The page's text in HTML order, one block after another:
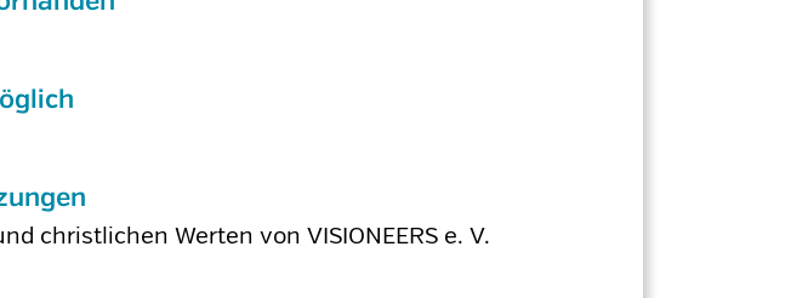
christlichen Werten von VISIONEERS e. V.